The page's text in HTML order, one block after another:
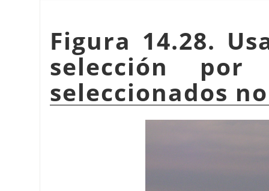
Figura 14.28.
selección
seleccionados